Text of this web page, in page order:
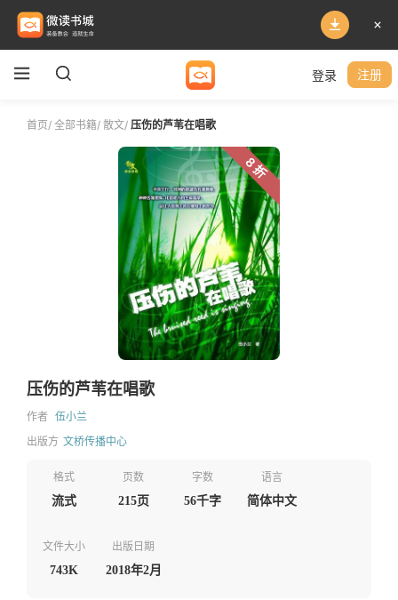
登录 注册
首页/ 全部书籍/ 散文/ 压伤的芦苇在唱歌
8 折
压伤的芦苇在唱歌
作者 伍小兰
出版方 文桥传播中心
格式
流式
页数
215页
字数
56千字
语言
简体中文
文件大小
743K
出版日期
2018年2月